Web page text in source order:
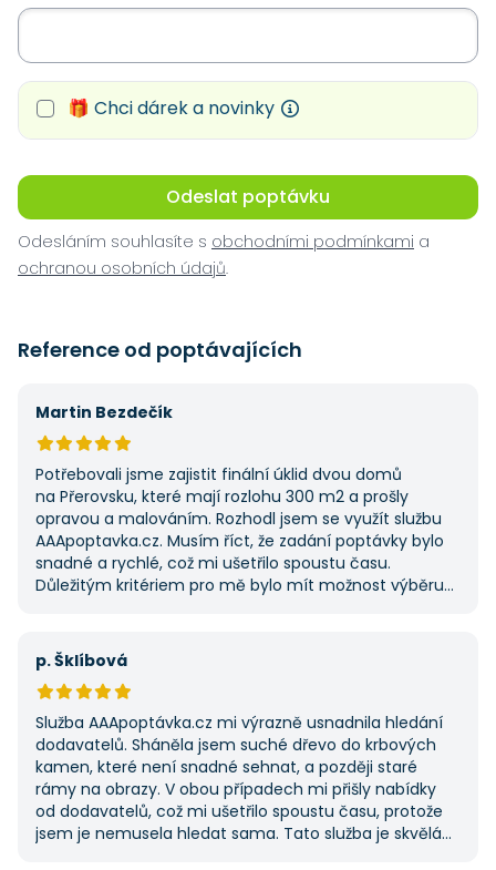
🎁 Chci dárek a novinky
Odeslat poptávku
Odesláním souhlasíte s obchodními podmínkami a
ochranou osobních údajů.
Reference od poptávajících
Martin Bezdečík
Potřebovali jsme zajistit finální úklid dvou domů
na Přerovsku, které mají rozlohu 300 m2 a prošly
opravou a malováním. Rozhodl jsem se využít službu
AAApoptavka.cz. Musím říct, že zadání poptávky bylo
snadné a rychlé, což mi ušetřilo spoustu času.
Důležitým kritériem pro mě bylo mít možnost výběru
první, ale se službou jsem byl spokojený, protože mi
umožnila najít rychlé řešení. Vše proběhlo v pořádku
a příště jejich službu využiji znovu.
p. Šklíbová
Služba AAApoptávka.cz mi výrazně usnadnila hledání
dodavatelů. Sháněla jsem suché dřevo do krbových
kamen, které není snadné sehnat, a později staré
rámy na obrazy. V obou případech mi přišly nabídky
od dodavatelů, což mi ušetřilo spoustu času, protože
jsem je nemusela hledat sama. Tato služba je skvělá